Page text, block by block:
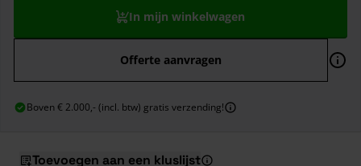
In mijn winkelwagen
Offerte aanvragen
Boven € 2.000,- (incl. btw) gratis verzending!
Toevoegen aan een kluslijst